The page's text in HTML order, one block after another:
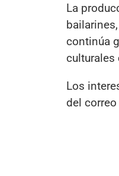
La
continúa
culturales
Los
del